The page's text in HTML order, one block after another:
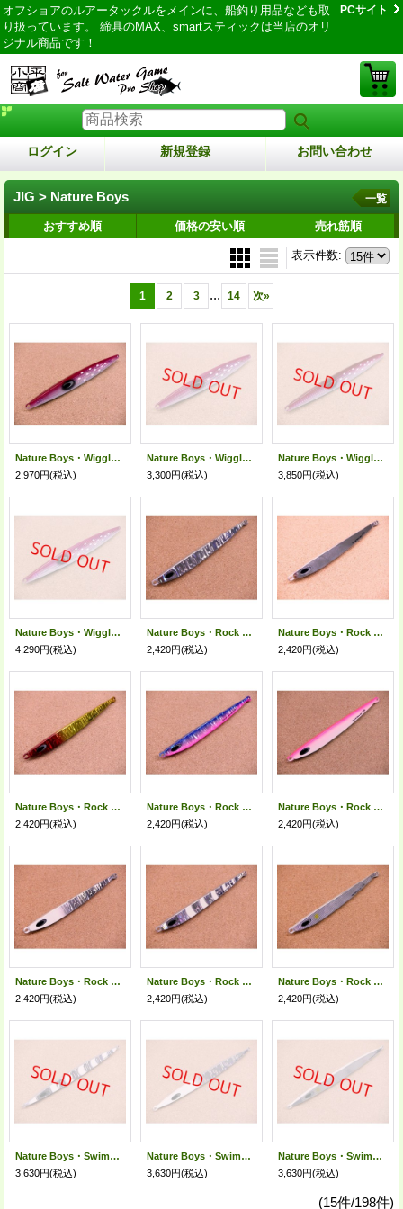
オフショアのルアータックルをメインに、船釣り用品なども取
り扱っています。 締具のMAX、smartスティックは当店のオリ
ジナル商品です！
PCサイト
ログイン 新規登録 お問い合わせ
JIG > Nature Boys 一覧
おすすめ順 価格の安い順 売れ筋順
表示件数:
1 2 3 ... 14 次»
Nature Boys・Wiggle Rider 160g/小平商店オリジナルカラー 夜光イカ
2,970円(税込)
Nature Boys・Wiggle Rider 190g/小平商店オリジナルカラー 夜光イカ
3,300円(税込)
Nature Boys・Wiggle Rider 225g/小平商店オリジナルカラー 夜光イカ
3,850円(税込)
Nature Boys・Wiggle Rider 300g/小平商店オリジナルカラー 夜光イカ
4,290円(税込)
Nature Boys・Rock Rider 120g/シルバーホロ 01K
2,420円(税込)
Nature Boys・Rock Rider 120g/アルミシルバー 02K
2,420円(税込)
Nature Boys・Rock Rider 120g/レッドヘッドゴールド 04K
2,420円(税込)
Nature Boys・Rock Rider 120g/ブルーピンク 05K
2,420円(税込)
Nature Boys・Rock Rider 120g/グローピンク 06K
2,420円(税込)
Nature Boys・Rock Rider 120g/グローヘッド 07K
2,420円(税込)
Nature Boys・Rock Rider 120g/ナクイグロー 08K
2,420円(税込)
Nature Boys・Rock Rider 120g/シャイニンググローII 09K
2,420円(税込)
Nature Boys・SwimRider 230g/ナクイグロー 12K
3,630円(税込)
Nature Boys・SwimRider 230g/グローヘッド 15K
3,630円(税込)
Nature Boys・SwimRider 230g/シャイニンググローII 24K
3,630円(税込)
(15件/198件)